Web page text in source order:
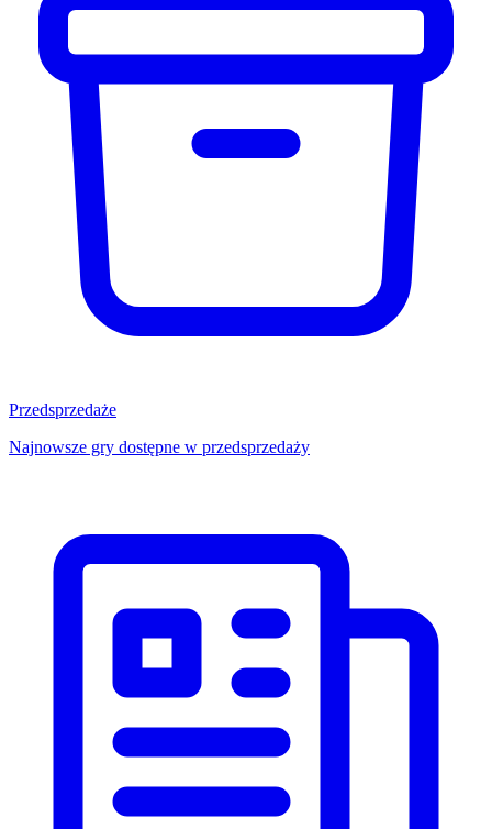
Przedsprzedaże
Najnowsze gry dostępne w przedsprzedaży